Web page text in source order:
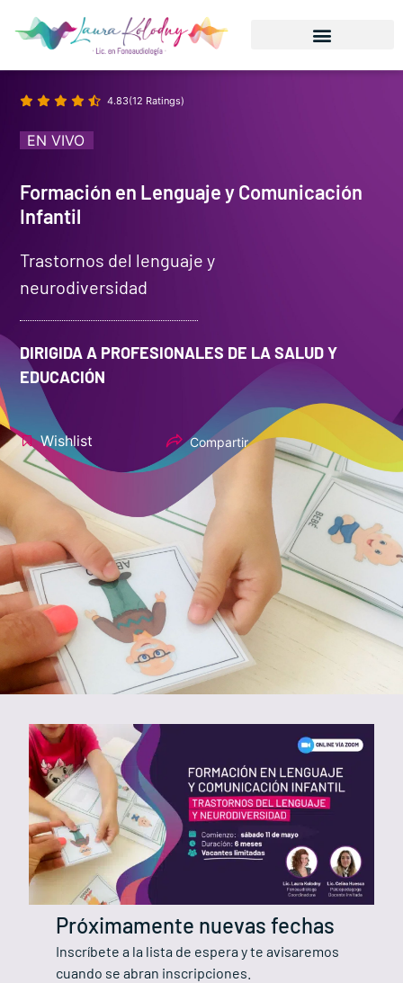
4.83(12 Ratings)
EN VIVO
Formación en Lenguaje y Comunicación
Infantil
Trastornos del lenguaje y
neurodiversidad
DIRIGIDA A PROFESIONALES DE LA SALUD Y
EDUCACIÓN
Wishlist Compartir
Próximamente nuevas fechas
Inscríbete a la lista de espera y te avisaremos
cuando se abran inscripciones.